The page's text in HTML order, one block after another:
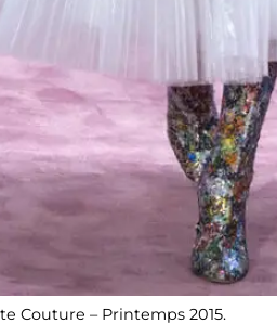
Couture – Printemps 2015.